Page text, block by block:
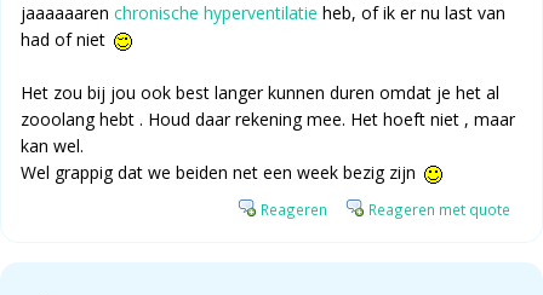
jaaaaaaren chronische hyperventilatie heb, of ik er nu last van
had of niet
Het zou bij jou ook best langer kunnen duren omdat je het al
zooolang hebt . Houd daar rekening mee. Het hoeft niet , maar
kan wel.
Wel grappig dat we beiden net een week bezig zijn
Reageren Reageren met quote